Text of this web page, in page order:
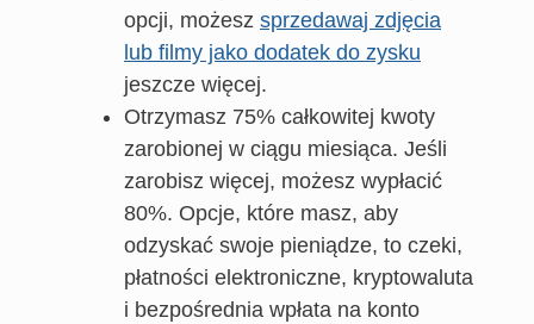
opcji, możesz sprzedawaj zdjęcia
lub filmy jako dodatek do zysku
jeszcze więcej.
Otrzymasz 75% całkowitej kwoty
zarobionej w ciągu miesiąca. Jeśli
zarobisz więcej, możesz wypłacić
80%. Opcje, które masz, aby
odzyskać swoje pieniądze, to czeki,
płatności elektroniczne, kryptowaluta
i bezpośrednia wpłata na konto